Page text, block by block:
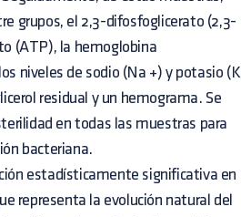
grupos, el 2,3-difosfoglicerato (2,3-
(ATP), la hemoglobina
niveles de sodio (Na +) y potasio (K
residual y un hemograma. Se
en todas las muestras para
bacteriana.
estadísticamente significativa en
representa la evolución natural del